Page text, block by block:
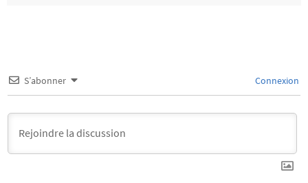
S’abonner Connexion